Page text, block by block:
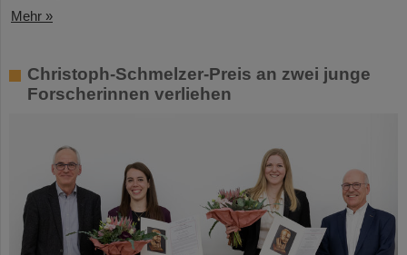
Mehr »
Christoph-Schmelzer-Preis an zwei junge
Forscherinnen verliehen